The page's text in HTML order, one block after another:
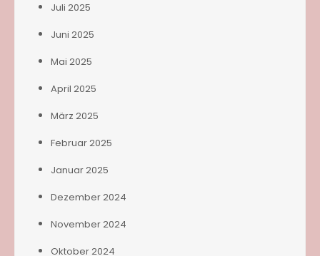
Juli 2025
Juni 2025
Mai 2025
April 2025
März 2025
Februar 2025
Januar 2025
Dezember 2024
November 2024
Oktober 2024